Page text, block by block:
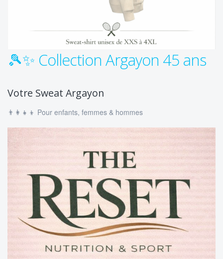
🎾✨ Collection Argayon 45 ans
Votre Sweat Argayon
👨‍👩‍👧‍👦 Pour enfants, femmes & hommes